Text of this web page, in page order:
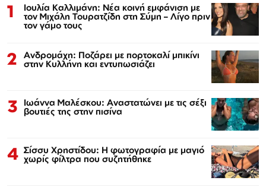
1 Ιουλία Καλλιμάνη: Νέα κοινή εμφάνιση με
τον Μιχάλη Τουρατζίδη στη Σύμη – Λίγο πριν
τον γάμο τους
2 Ανδρομάχη: Ποζάρει με πορτοκαλί μπικίνι
στην Κυλλήνη και εντυπωσιάζει
3 Ιωάννα Μαλέσκου: Αναστατώνει με τις σέξι
βουτιές της στην πισίνα
4 Σίσσυ Χρηστίδου: Η φωτογραφία με μαγιό
χωρίς φίλτρα που συζητήθηκε